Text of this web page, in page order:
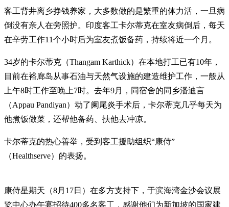
客工背井离乡挣钱养家，大多数做的是繁重的体力活，一旦病
倒没有亲人在旁照护。印度客工卡尔蒂克在室友病倒后，每天
在辛劳工作11个小时后为室友煮饭备药，持续将近一个月。
34岁的卡尔蒂克（Thangam Karthick）在本地打工已有10年，
目前在裕廊岛从事石油与天然气设施的建造维护工作，一般从
上午8时工作至晚上7时。去年9月，同宿舍的同乡潘迪言
（Appau Pandiyan）动了阑尾炎手术后，卡尔蒂克几乎每天为
他煮饭做菜，还帮他备药、扶他去冲凉。
卡尔蒂克的热心善举，受到客工援助组织“康侍”
（Healthserve）的表扬。
康侍星期天（8月17日）在多方支持下，于滨海湾金沙会议展
览中心办午宴招待400多名客工，感谢他们为新加坡的国家建